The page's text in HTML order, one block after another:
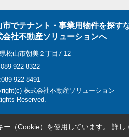
市でテナント・事業用物件を探す
会社不動産ソリューションへ
松山市朝美２丁目7-12
922-8322
922-8491
株式会社不動産ソリューション
Reserved.
（Cookie）を使用しています。 詳し